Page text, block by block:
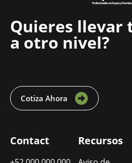
Quieres llevar
a otro nivel?
Cotiza Ahora
Contact Recursos